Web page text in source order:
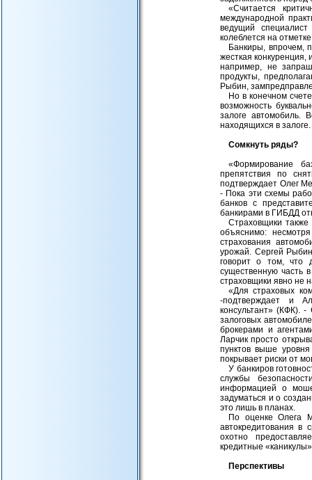
«Считается
международной
ведущий
колеблется на
Банкиры, впрочем,
жесткая
например, не
продукты,
Рыбин,
Но в конечном
возможность
залоге автомобиль.
находящихся в
Сомкнуть ряды?
«Формирование
препятствия по
подтверждает Олег
- Пока эти схемы
банков с
банкирами в ГИБДД
Страховщики
объяснимо:
страхования
урожай. Сергей
говорит о том, что
существенную часть
страховщики явно не
«Для страховых
-подтверждает и
консультант» (КФК).
залоговых
брокерами и
Ларчик просто
пунктов выше
покрывает риски от
У банкиров
службы
информацией о
задуматься и о
это лишь в планах.
По оценке Олега
автокредитования в
охотно
кредитные
Перспективы